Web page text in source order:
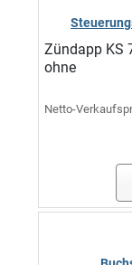
Zündapp KS
ohne
Netto-